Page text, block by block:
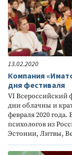
13.02.2020
Компания
дня фестиваля
VI Всероссийский
дни облачны и
февраля 2020 года.
психологов из
Эстонии, Литвы,